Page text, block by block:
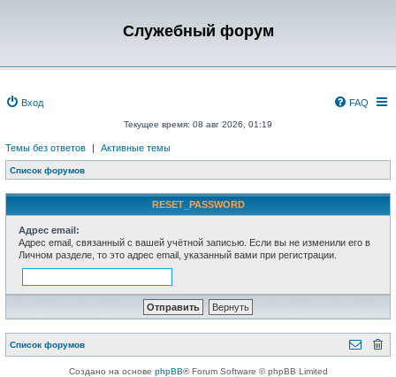
Служебный форум
Вход FAQ
Текущее время: 08 авг 2026, 01:19
Темы без ответов | Активные темы
Список форумов
RESET_PASSWORD
Адрес email:
Адрес email, связанный с вашей учётной записью. Если вы не изменили его в
Личном разделе, то это адрес email, указанный вами при регистрации.
Список форумов
Создано на основе phpBB® Forum Software © phpBB Limited